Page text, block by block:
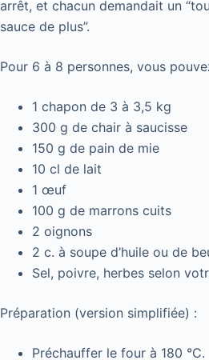
arrêt, et chacun demandait un
sauce de plus”.
Pour 6 à 8 personnes, vous
1 chapon de 3 à 3,5 kg
300 g de chair à saucisse
150 g de pain de mie
10 cl de lait
1 œuf
100 g de marrons cuits
2 oignons
2 c. à soupe d’huile ou de
Sel, poivre, herbes selon
Préparation (version simplifiée) :
Préchauffer le four à 180 °C.